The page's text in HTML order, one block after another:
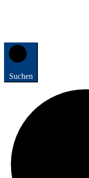
Suchen